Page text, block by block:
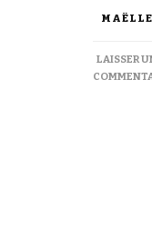
MAËLLE
LAISSER